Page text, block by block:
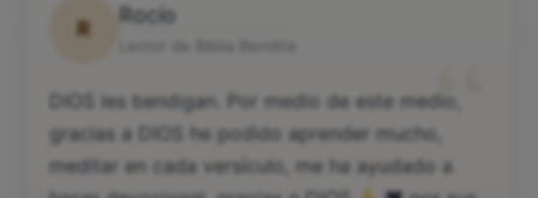
R
Rocío
“
DIOS les bendigan. Por medio de este medio,
gracias a DIOS he podido aprender mucho,
meditar en cada versículo, me ha ayudado a